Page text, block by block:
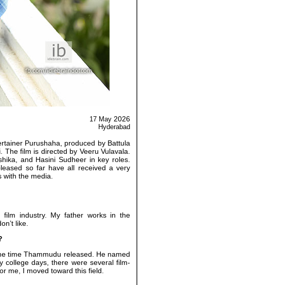
17 May 2026
Hyderabad
Purushaha, produced by Battula
film is directed by Veeru Vulavala.
and Hasini Sudheer in key roles.
so far have all received a very
the media.
industry. My father works in the
like.
time Thammudu released. He named
college days, there were several film-
me, I moved toward this field.